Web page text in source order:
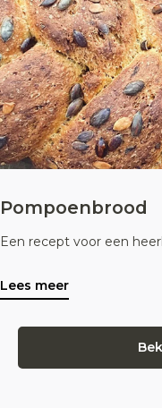
Pompoenbrood
Een recept voor een
Lees meer